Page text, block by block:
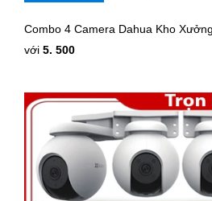
Combo 4 Camera Dahua Kho
với 5. 500